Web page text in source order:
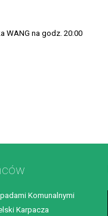
WANG na godz. 20:00
Komunalnymi
Karpacza